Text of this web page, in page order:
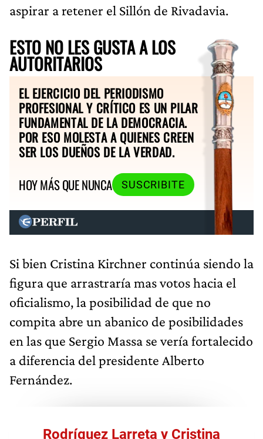
aspirar a retener el Sillón de Rivadavia.
ESTO NO LES GUSTA A LOS
AUTORITARIOS
EL EJERCICIO DEL PERIODISMO
PROFESIONAL Y CRÍTICO ES UN PILAR
FUNDAMENTAL DE LA DEMOCRACIA.
POR ESO MOLESTA A QUIENES CREEN
SER LOS DUEÑOS DE LA VERDAD.
HOY MÁS QUE NUNCA
SUSCRIBITE
Si bien Cristina Kirchner continúa siendo la
figura que arrastraría mas votos hacia el
oficialismo, la posibilidad de que no
compita abre un abanico de posibilidades
en las que Sergio Massa se vería fortalecido
a diferencia del presidente Alberto
Fernández.
Rodríguez Larreta y Cristina